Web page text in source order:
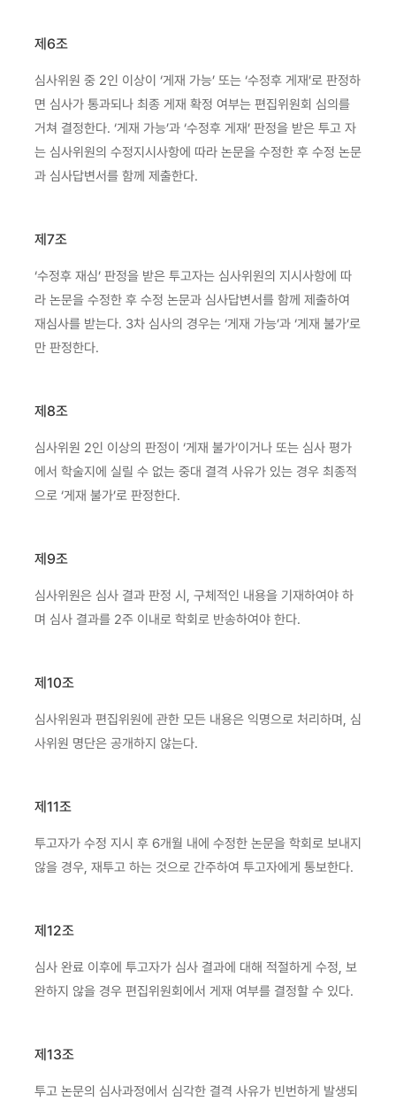
제6조
심사위원 중 2인 이상이 ‘게재 가능’ 또는 ‘수정후 게재’로 판정하
면 심사가 통과되나 최종 게재 확정 여부는 편집위원회 심의를
거쳐 결정한다. ‘게재 가능’과 ‘수정후 게재’ 판정을 받은 투고 자
는 심사위원의 수정지시사항에 따라 논문을 수정한 후 수정 논문
과 심사답변서를 함께 제출한다.
제7조
‘수정후 재심’ 판정을 받은 투고자는 심사위원의 지시사항에 따
라 논문을 수정한 후 수정 논문과 심사답변서를 함께 제출하여
재심사를 받는다. 3차 심사의 경우는 ‘게재 가능’과 ‘게재 불가’로
만 판정한다.
제8조
심사위원 2인 이상의 판정이 ‘게재 불가’이거나 또는 심사 평가
에서 학술지에 실릴 수 없는 중대 결격 사유가 있는 경우 최종적
으로 ‘게재 불가’로 판정한다.
제9조
심사위원은 심사 결과 판정 시, 구체적인 내용을 기재하여야 하
며 심사 결과를 2주 이내로 학회로 반송하여야 한다.
제10조
심사위원과 편집위원에 관한 모든 내용은 익명으로 처리하며, 심
사위원 명단은 공개하지 않는다.
제11조
투고자가 수정 지시 후 6개월 내에 수정한 논문을 학회로 보내지
않을 경우, 재투고 하는 것으로 간주하여 투고자에게 통보한다.
제12조
심사 완료 이후에 투고자가 심사 결과에 대해 적절하게 수정, 보
완하지 않을 경우 편집위원회에서 게재 여부를 결정할 수 있다.
제13조
투고 논문의 심사과정에서 심각한 결격 사유가 빈번하게 발생되